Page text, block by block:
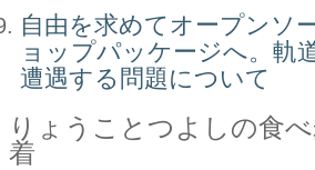
自由を求めてオープンソ
ョップパッケージへ。軌
遭遇する問題について
りょうことつよしの食
着